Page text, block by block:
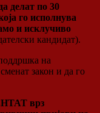
делат по 30
го исполнува
и исклучиво
кандидат).
на
закон и да го
врз